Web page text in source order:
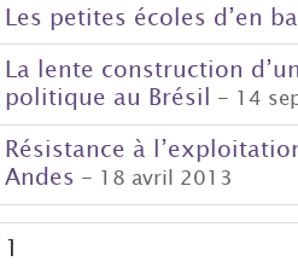
Les petites écoles d’en
La lente construction
politique au Brésil - 14
Résistance à
Andes - 18 avril 2013
1